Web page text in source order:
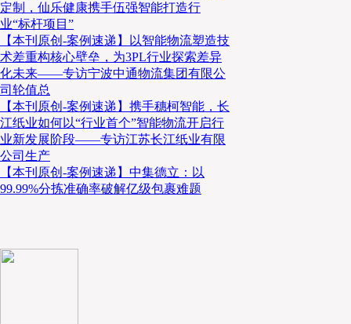
定制，仙乐健康携手伍强智能打造行
业“标杆项目”
【本刊原创-案例速递】以智能物流塑造技
术差重构核心壁垒，为3PL行业探索差异
化未来——专访宁波中通物流集团有限公
司轮值总
【本刊原创-案例速递】携手穗柯智能，长
江纸业如何以“行业首个”智能物流开启行
业新发展阶段——专访江苏长江纸业有限
公司生产
【本刊原创-案例速递】中集德立：以
99.99%分拣准确率破解亿级包裹难题